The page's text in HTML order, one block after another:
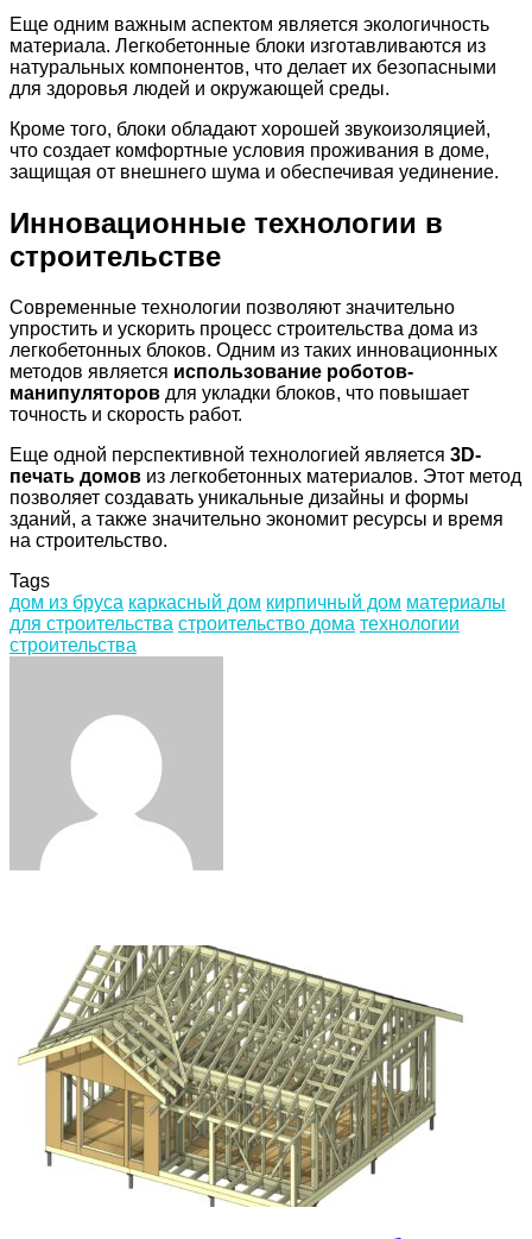
Еще одним важным аспектом является экологичность
материала. Легкобетонные блоки изготавливаются из
натуральных компонентов, что делает их безопасными
для здоровья людей и окружающей среды.
Кроме того, блоки обладают хорошей звукоизоляцией,
что создает комфортные условия проживания в доме,
защищая от внешнего шума и обеспечивая уединение.
Инновационные технологии в
строительстве
Современные технологии позволяют значительно
упростить и ускорить процесс строительства дома из
легкобетонных блоков. Одним из таких инновационных
методов является использование роботов-
манипуляторов для укладки блоков, что повышает
точность и скорость работ.
Еще одной перспективной технологией является 3D-
печать домов из легкобетонных материалов. Этот метод
позволяет создавать уникальные дизайны и формы
зданий, а также значительно экономит ресурсы и время
на строительство.
Tags
дом из бруса каркасный дом кирпичный дом материалы
для строительства строительство дома технологии
строительства